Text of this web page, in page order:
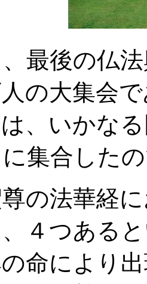
最後の仏
の大集会
、いかな
集合した
の法華経
４つある
命により